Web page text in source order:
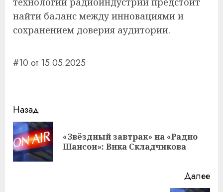
найти баланс между инновациями и
сохранением доверия аудитории.
#10 от 15.05.2025
Навигация
записи
Назад
«Звёздный завтрак» на «Радио
Шансон»: Вика Складчикова
Далее